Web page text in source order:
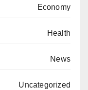
Economy
Health
News
Uncategorized